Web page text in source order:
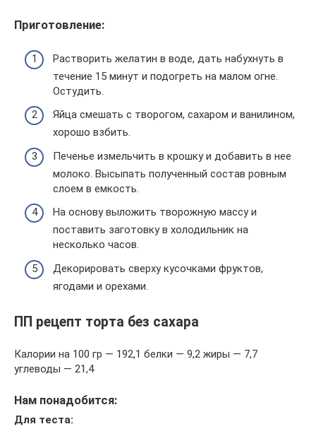
Приготовление:
Растворить желатин в воде, дать набухнуть в
течение 15 минут и подогреть на малом огне.
Остудить.
Яйца смешать с творогом, сахаром и ванилином,
хорошо взбить.
Печенье измельчить в крошку и добавить в нее
молоко. Высыпать полученный состав ровным
слоем в емкость.
На основу выложить творожную массу и
поставить заготовку в холодильник на
несколько часов.
Декорировать сверху кусочками фруктов,
ягодами и орехами.
ПП рецепт торта без сахара
Калории на 100 гр — 192,1 белки — 9,2 жиры — 7,7
углеводы — 21,4
Нам понадобится:
Для теста: